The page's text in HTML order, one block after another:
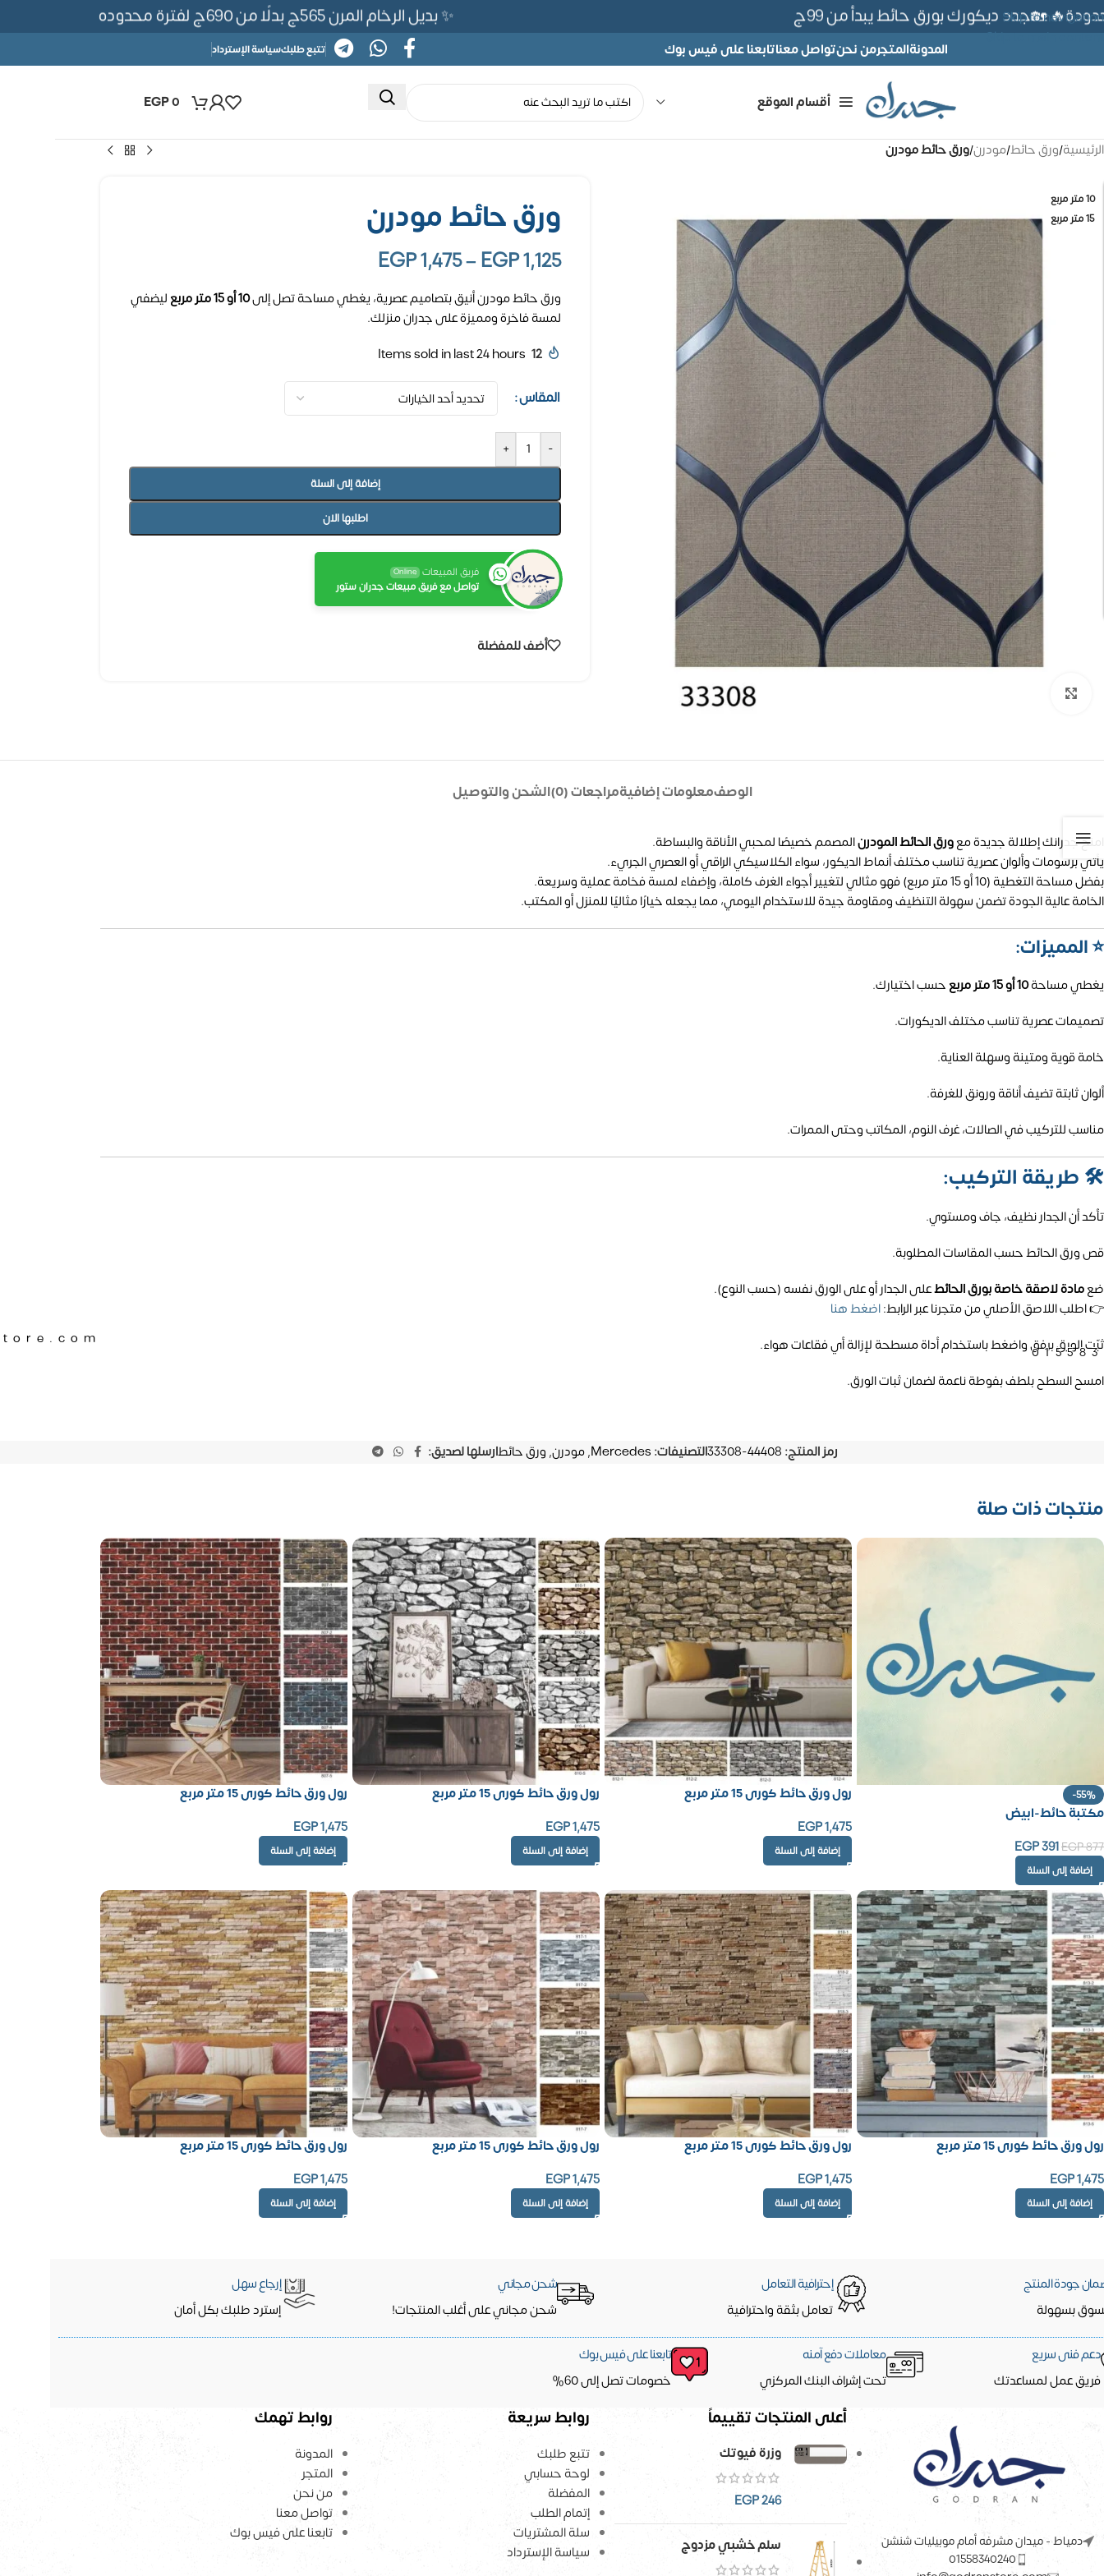
Skip to navigation
Skip to main content
✨ بديل الرخام المرن 565ج بدلًا من 690ج لفترة محدوده 🏡جدد ديكورك بورق حائط يبدأ من 99ج
المدونةالمتجرمن نحنتواصل معناتابعنا على فيس بوك تتبع طلبكسياسة الإسترداد
أقسام الموقع EGP0
الرئيسية/ورق حائط/مودرن/ورق حائط مودرن
10 متر مربع
15 متر مربع
ورق حائط مودرن
EGP1,125
–
EGP1,475
ورق حائط مودرن أنيق بتصاميم عصرية، يغطي مساحة تصل إلى10 أو 15 متر مربع
ليضفي
لمسة فاخرة ومميزة على جدران منزلك.
12
Items sold in last 24 hours
المقاس
-
+
إضافة إلى السلة
اطلبها الان
فريق المبيعات Online
تواصل مع فريق مبيعات جدران ستور
أضف للمفضلة
الوصفمعلومات إضافيةمراجعات (0) الشحن والتوصيل
امنح جدرانك إطلالة جديدة معورق الحائط المودرنالمصمم خصيصًا لمحبي الأناقة والبساطة.
يأتي برسومات وألوان عصرية تناسب مختلف أنماط الديكور، سواء الكلاسيكي الراقي أو العصري الجريء.
بفضل مساحة التغطية (10 أو 15 متر مربع) فهو مثالي لتغيير أجواء الغرف كاملة، وإضفاء لمسة فخامة عملية وسريعة.
الخامة عالية الجودة تضمن سهولة التنظيف ومقاومة جيدة للاستخدام اليومي، مما يجعله خيارًا مثاليًا للمنزل أو المكتب.
⭐ المميزات:
يغطي مساحة10 أو 15 متر مربع
حسب اختيارك.
تصميمات عصرية تناسب مختلف الديكورات.
خامة قوية ومتينة وسهلة العناية.
ألوان ثابتة تضيف أناقة ورونق للغرفة.
مناسب للتركيب في الصالات، غرف النوم، المكاتب وحتى الممرات.
🛠️ طريقة التركيب:
تأكد أن الجدار نظيف، جاف ومستوي.
قص ورق الحائط حسب المقاسات المطلوبة.
ضعمادة لاصقة خاصة بورق الحائطعلى الجدار أو على الورق نفسه (حسب النوع).
👉 اطلب اللاصق الأصلي من متجرنا عبر الرابط:اضغط هنا
ثبّت الورق برفق واضغط باستخدام أداة مسطحة لإزالة أي فقاعات هواء.
امسح السطح بلطف بفوطة ناعمة لضمان ثبات الورق.
رمز المنتج: 44408-33308 التصنيفات: Mercedes
,مودرن, ورق حائطارسلها لصديق:
منتجات ذات صلة
-55%
مكتبة حائط-ابيض
EGP877
EGP391
إضافة إلى السلة
رول ورق حائط كورى 15 متر مربع
EGP1,475
إضافة إلى السلة
رول ورق حائط كورى 15 متر مربع
EGP1,475
إضافة إلى السلة
رول ورق حائط كورى 15 متر مربع
EGP1,475
إضافة إلى السلة
رول ورق حائط كورى 15 متر مربع
EGP1,475
إضافة إلى السلة
رول ورق حائط كورى 15 متر مربع
EGP1,475
إضافة إلى السلة
رول ورق حائط كورى 15 متر مربع
EGP1,475
إضافة إلى السلة
رول ورق حائط كورى 15 متر مربع
EGP1,475
إضافة إلى السلة
جودة المنتج
بسهولة
إحترافية التعامل
تعامل بثقة واحترافية
شحن مجاني
شحن مجاني على أغلب المنتجات!
إرجاع سهل
إسترد طلبك بكل أمان
دعم فنى سريع
فريق عمل لمساعدتك
معاملات دفع آمنه
تحت إشراف البنك المركزي
تابعنا على فيس بوك
خصومات تصل إلى 60%
دمياط - ميدان مشرفه أمام موبيليات شنشن
01558340240
أعلى المنتجات تقييماً
وزرة فيوتك
EGP246
سلم خشبي مزدوج
روابط سريعة
تتبع طلبك
لوحة حسابي
المفضلة
إتمام الطلب
سلة المشتريات
سياسة الإسترداد
روابط تهمك
المدونة
المتجر
من نحن
تواصل معنا
تابعنا على فيس بوك